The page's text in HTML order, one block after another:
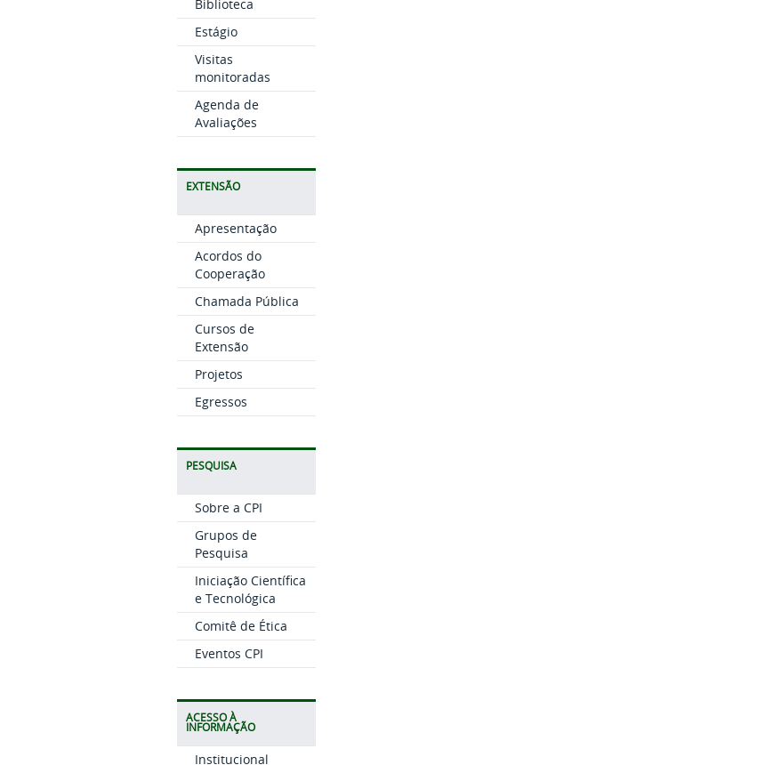
Biblioteca
Estágio
Visitas
monitoradas
Agenda de
Avaliações
EXTENSÃO
Apresentação
Acordos do
Cooperação
Chamada Pública
Cursos de
Extensão
Projetos
Egressos
PESQUISA
Sobre a CPI
Grupos de
Pesquisa
Iniciação Científica
e Tecnológica
Comitê de Ética
Eventos CPI
ACESSO À
INFORMAÇÃO
Institucional